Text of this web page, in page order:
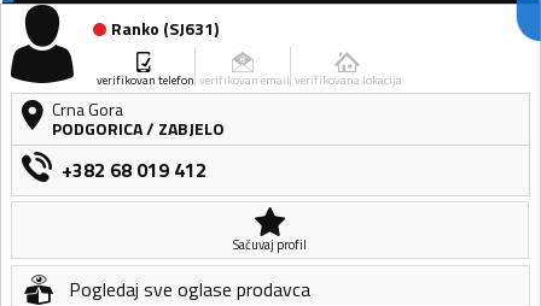
Ranko (SJ631)
verifikovan telefon verifikovan email verifikovana lokacija
Crna Gora
PODGORICA/ ZABJELO
+382 68 019 412
Sačuvaj profil
Pogledaj sve oglase prodavca